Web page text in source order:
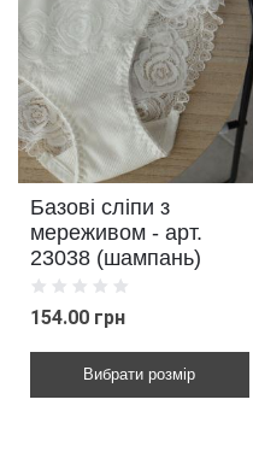
Базові сліпи з
мереживом - арт.
23038 (шампань)
154.00 грн
Вибрати розмір